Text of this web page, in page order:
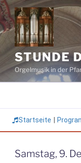
Zum
Inhalt
springen
STUNDE
Orgelmusik in der
Startseite
Samstag, 9.